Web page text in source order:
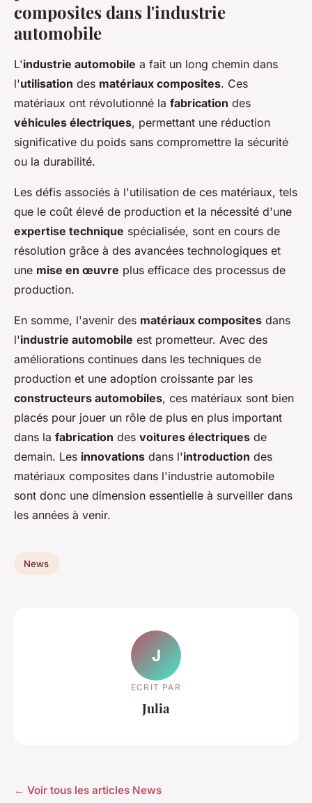
composites dans l'industrie
automobile
L'industrie automobile a fait un long chemin dans
l'utilisation des matériaux composites. Ces
matériaux ont révolutionné la fabrication des
véhicules électriques, permettant une réduction
significative du poids sans compromettre la sécurité
ou la durabilité.
Les défis associés à l'utilisation de ces matériaux, tels
que le coût élevé de production et la nécessité d'une
expertise technique spécialisée, sont en cours de
résolution grâce à des avancées technologiques et
une mise en œuvre plus efficace des processus de
production.
En somme, l'avenir des matériaux composites dans
l'industrie automobile est prometteur. Avec des
améliorations continues dans les techniques de
production et une adoption croissante par les
constructeurs automobiles, ces matériaux sont bien
placés pour jouer un rôle de plus en plus important
dans la fabrication des voitures électriques de
demain. Les innovations dans l'introduction des
matériaux composites dans l'industrie automobile
sont donc une dimension essentielle à surveiller dans
les années à venir.
News
J
ECRIT PAR
Julia
← Voir tous les articles News